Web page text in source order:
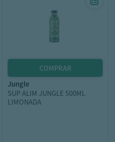
jungle
SUP ALIM JUNGLE 500ML
LIMONADA